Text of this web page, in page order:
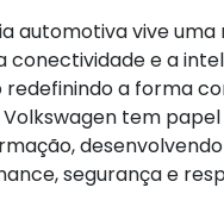
automotiva vive uma
conectividade e a
a forma
Volkswagen tem
segurança e